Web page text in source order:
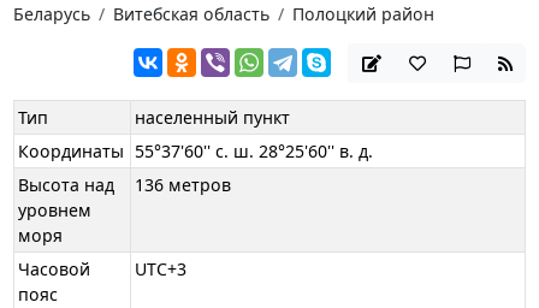
Беларусь Витебская область Полоцкий район
Тип
населенный пункт
Координаты 55°37'60'' с. ш. 28°25'60'' в. д.
Высота над
уровнем
моря
136 метров
Часовой
пояс
UTC+3